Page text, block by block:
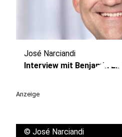
José Narciandi
Interview mit Benjamin
Anzeige
© José Narciandi